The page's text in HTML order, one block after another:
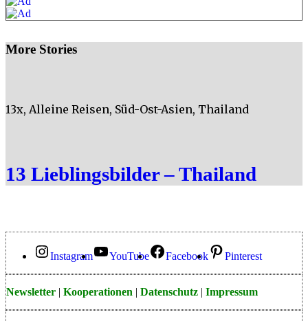
More Stories
13x, Alleine Reisen, Süd-Ost-Asien, Thailand
13 Lieblingsbilder – Thailand
Instagram YouTube Facebook Pinterest
Newsletter | Kooperationen | Datenschutz | Impressum